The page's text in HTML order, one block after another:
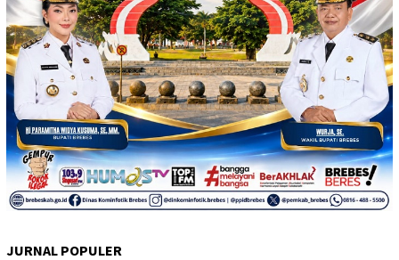
JURNAL POPULER